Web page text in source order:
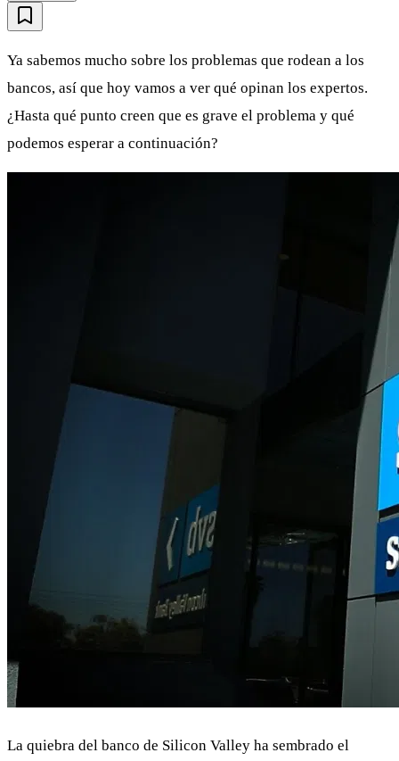
Ya sabemos mucho sobre los problemas que rodean a los
bancos, así que hoy vamos a ver qué opinan los expertos.
¿Hasta qué punto creen que es grave el problema y qué
podemos esperar a continuación?
La quiebra del banco de Silicon Valley ha sembrado el